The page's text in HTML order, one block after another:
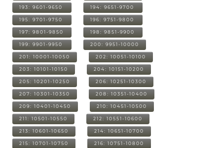
193: 9601-9650 194: 9651-9700
195: 9701-9750 196: 9751-9800
197: 9801-9850 198: 9851-9900
199: 9901-9950 200: 9951-10000
201: 10001-10050 202: 10051-10100
203: 10101-10150 204: 10151-10200
205: 10201-10250 206: 10251-10300
207: 10301-10350 208: 10351-10400
209: 10401-10450 210: 10451-10500
211: 10501-10550 212: 10551-10600
213: 10601-10650 214: 10651-10700
215: 10701-10750 216: 10751-10800